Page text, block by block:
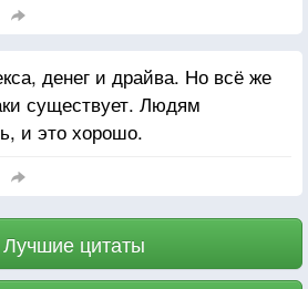
денег и драйва. Но всё же
существует. Людям
и это хорошо.
Лучшие цитаты